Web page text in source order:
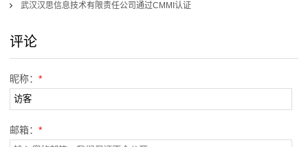
武汉汉思信息技术有限责任公司通过CMMI认证
评论
昵称： *
邮箱： *